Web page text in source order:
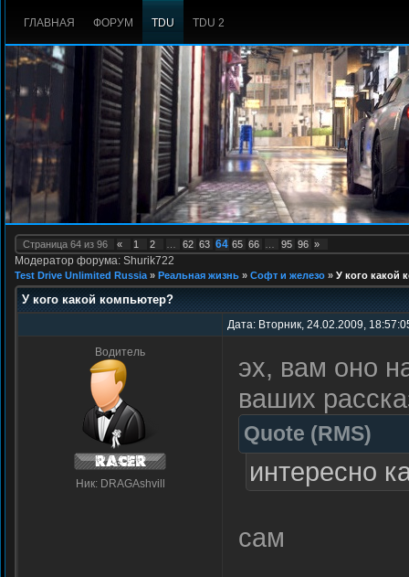
ГЛАВНАЯ ФОРУМ TDU TDU 2
Страница 64 из 96 « 1 2 62 63 64 65 66 95 96 »
Модератор форума: Shurik722
Test Drive Unlimited Russia » Реальная жизнь » Софт и железо » У кого какой
У кого какой компьютер?
Дата: Вторник, 24.02.2009,
Водитель
Ник: DRAGAshvill
эх, вам оно
ваших
Quote (RMS)
интересно
сам